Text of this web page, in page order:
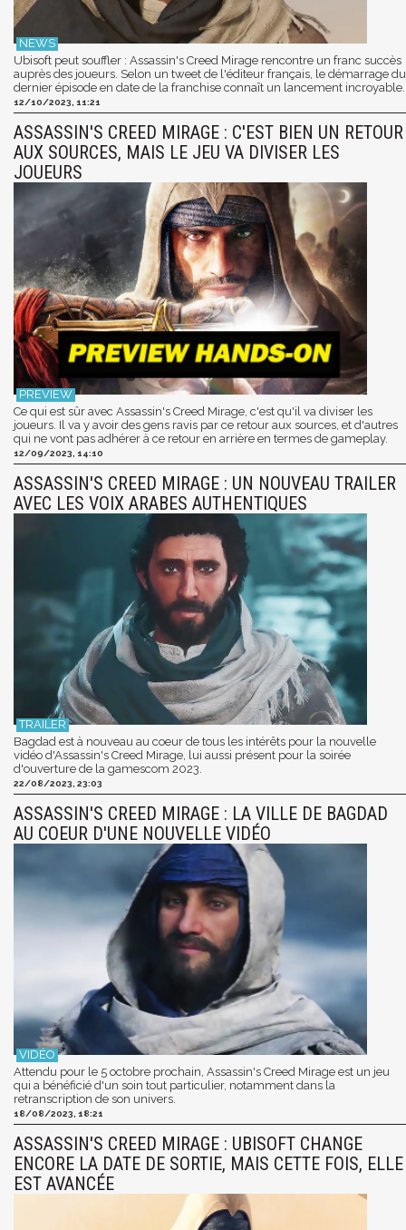
Ubisoft peut souffler : Assassin's Creed Mirage rencontre un franc succès
auprès des joueurs. Selon un tweet de l'éditeur français, le démarrage du
dernier épisode en date de la franchise connaît un lancement incroyable.
12/10/2023, 11:21
ASSASSIN'S CREED MIRAGE : C'EST BIEN UN RETOUR
AUX SOURCES, MAIS LE JEU VA DIVISER LES
JOUEURS
Ce qui est sûr avec Assassin's Creed Mirage, c'est qu'il va diviser les
joueurs. Il va y avoir des gens ravis par ce retour aux sources, et d'autres
qui ne vont pas adhérer à ce retour en arrière en termes de gameplay.
12/09/2023, 14:10
ASSASSIN'S CREED MIRAGE : UN NOUVEAU TRAILER
AVEC LES VOIX ARABES AUTHENTIQUES
Bagdad est à nouveau au coeur de tous les intérêts pour la nouvelle
vidéo d'Assassin's Creed Mirage, lui aussi présent pour la soirée
d'ouverture de la gamescom 2023.
22/08/2023, 23:03
ASSASSIN'S CREED MIRAGE : LA VILLE DE BAGDAD
AU COEUR D'UNE NOUVELLE VIDÉO
Attendu pour le 5 octobre prochain, Assassin's Creed Mirage est un jeu
qui a bénéficié d'un soin tout particulier, notamment dans la
retranscription de son univers.
18/08/2023, 18:21
ASSASSIN'S CREED MIRAGE : UBISOFT CHANGE
ENCORE LA DATE DE SORTIE, MAIS CETTE FOIS, ELLE
EST AVANCÉE